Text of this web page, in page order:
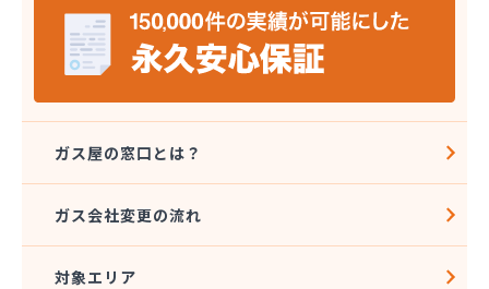
協同組合千曲エルピーガス供給センター
橋本産業株式会社 丸子連絡所
桐原ガス燃料株式会社
鍵田プロパンガス
戸倉オートガス・スタンド
更埴プロパン有限会社
江島屋商店
合資会社山田屋給油所 プロパンガス部
ガス屋の窓口とは？
ガス会社変更の流れ
対象エリア